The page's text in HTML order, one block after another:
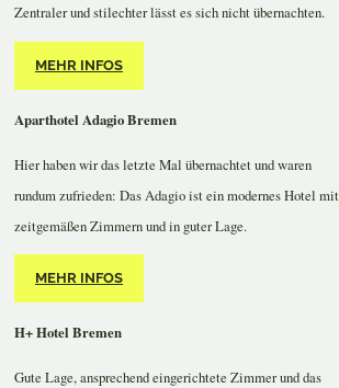
Zentraler und stilechter lässt es sich nicht übernachten.
MEHR INFOS
Aparthotel Adagio Bremen
Hier haben wir das letzte Mal übernachtet und waren
rundum zufrieden: Das Adagio ist ein modernes Hotel mit
zeitgemäßen Zimmern und in guter Lage.
MEHR INFOS
H+ Hotel Bremen
Gute Lage, ansprechend eingerichtete Zimmer und das